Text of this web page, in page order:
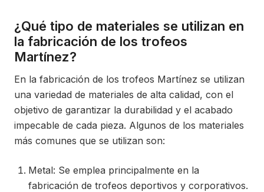
¿Qué tipo de materiales se utilizan en
la fabricación de los trofeos
Martínez?
En la fabricación de los trofeos Martínez se utilizan
una variedad de materiales de alta calidad, con el
objetivo de garantizar la durabilidad y el acabado
impecable de cada pieza. Algunos de los materiales
más comunes que se utilizan son:
Metal: Se emplea principalmente en la
fabricación de trofeos deportivos y corporativos.